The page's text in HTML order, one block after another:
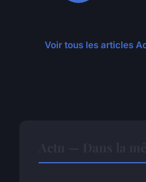
Voir tous les articles